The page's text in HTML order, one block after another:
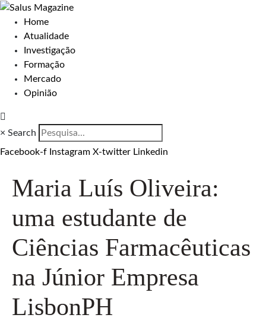
Home
Atualidade
Investigação
Formação
Mercado
Opinião
× Search
Facebook-f Instagram X-twitter Linkedin
Maria Luís Oliveira:
uma estudante de
Ciências Farmacêuticas
na Júnior Empresa
LisbonPH